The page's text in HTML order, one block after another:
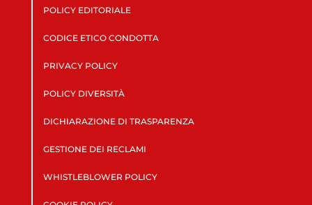
POLICY EDITORIALE
CODICE ETICO CONDOTTA
PRIVACY POLICY
POLICY DIVERSITÀ
DICHIARAZIONE DI TRASPARENZA
GESTIONE DEI RECLAMI
WHISTLEBLOWER POLICY